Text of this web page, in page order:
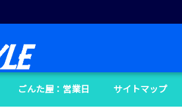
ごんた屋：営業日 サイトマップ